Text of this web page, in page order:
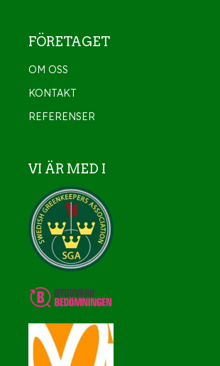
FÖRETAGET
OM OSS
KONTAKT
REFERENSER
VI ÄR MED I